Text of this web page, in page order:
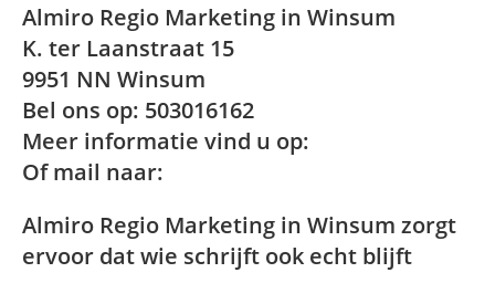
Almiro Regio Marketing in Winsum
K. ter Laanstraat 15
9951 NN Winsum
Bel ons op: 503016162
Meer informatie vind u op:
Of mail naar:
Almiro Regio Marketing in Winsum zorgt
ervoor dat wie schrijft ook echt blijft